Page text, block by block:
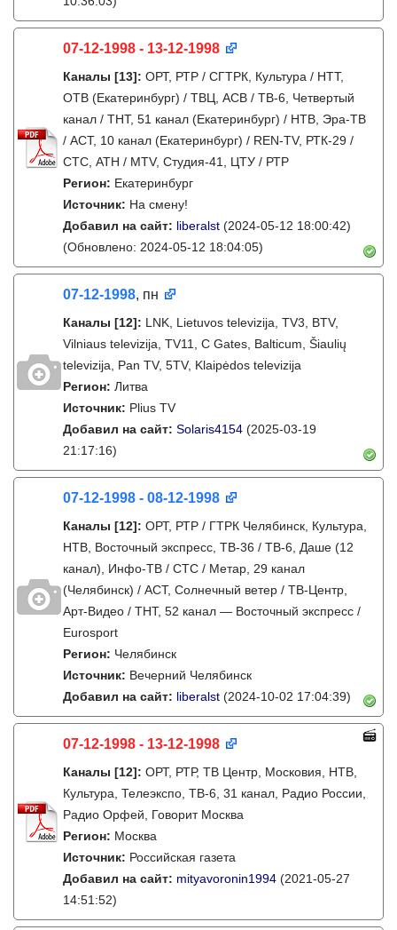
07-12-1998 - 13-12-1998
Каналы [13]: ОРТ, РТР / СГТРК, Культура / НТТ,
ОТВ (Екатеринбург) / ТВЦ, АСВ / ТВ-6, Четвертый
канал / ТНТ, 51 канал (Екатеринбург) / НТВ, Эра-ТВ
/ АСТ, 10 канал (Екатеринбург) / REN-TV, РТК-29 /
СТС, АТН / MTV, Студия-41, ЦТУ / РТР
Регион: Екатеринбург
Источник: На смену!
Добавил на сайт: liberalst (2024-05-12 18:00:42)
(Обновлено: 2024-05-12 18:04:05)
07-12-1998, пн
Каналы [12]: LNK, Lietuvos televizija, TV3, BTV,
Vilniaus televizija, TV11, C Gates, Balticum, Šiaulių
televizija, Pan TV, 5TV, Klaipėdos televizija
Регион: Литва
Источник: Plius TV
Добавил на сайт: Solaris4154 (2025-03-19
21:17:16)
07-12-1998 - 08-12-1998
Каналы [12]: ОРТ, РТР / ГТРК Челябинск, Культура,
НТВ, Восточный экспресс, ТВ-36 / ТВ-6, Даше (12
канал), Инфо-ТВ / СТС / Метар, 29 канал
(Челябинск) / АСТ, Солнечный ветер / ТВ-Центр,
Арт-Видео / ТНТ, 52 канал — Восточный экспресс /
Eurosport
Регион: Челябинск
Источник: Вечерний Челябинск
Добавил на сайт: liberalst (2024-10-02 17:04:39)
07-12-1998 - 13-12-1998
Каналы [12]: ОРТ, РТР, ТВ Центр, Московия, НТВ,
Культура, Телеэкспо, ТВ-6, 31 канал, Радио России,
Радио Орфей, Говорит Москва
Регион: Москва
Источник: Российская газета
Добавил на сайт: mityavoronin1994 (2021-05-27
14:51:52)